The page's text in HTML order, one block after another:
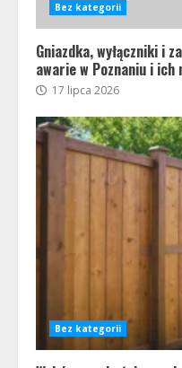
Bez kategorii
Gniazdka, wyłączniki i
awarie w Poznaniu i ich
17 lipca 2026
Bez kategorii